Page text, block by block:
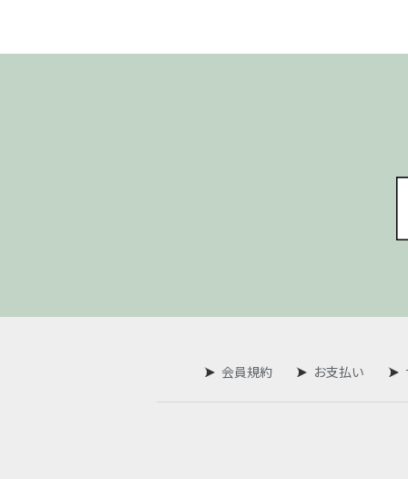
会員規約 お支払い